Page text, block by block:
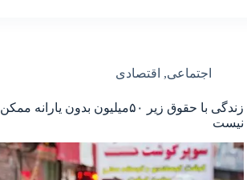
اجتماعی, اقتصادی
زندگی با حقوق زیر ۵۰میلیون بدون یارانه ممکن
نیست